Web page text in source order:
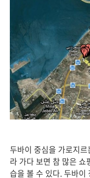
두바이 중심을 가로지
라 가다 보면 참 많은
습을 볼 수 있다. 두바